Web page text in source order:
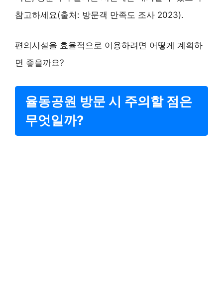
참고하세요(출처: 방문객 만족도 조사 2023).
편의시설을 효율적으로 이용하려면 어떻게 계획하
면 좋을까요?
율동공원 방문 시 주의할 점은
무엇일까?